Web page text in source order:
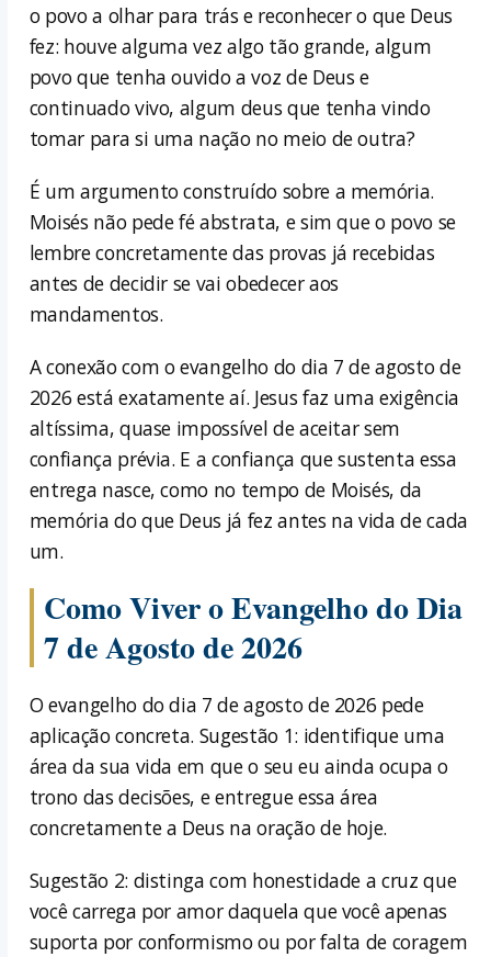
o povo a olhar para trás e reconhecer o que Deus
fez: houve alguma vez algo tão grande, algum
povo que tenha ouvido a voz de Deus e
continuado vivo, algum deus que tenha vindo
tomar para si uma nação no meio de outra?
É um argumento construído sobre a memória.
Moisés não pede fé abstrata, e sim que o povo se
lembre concretamente das provas já recebidas
antes de decidir se vai obedecer aos
mandamentos.
A conexão com o evangelho do dia 7 de agosto de
2026 está exatamente aí. Jesus faz uma exigência
altíssima, quase impossível de aceitar sem
confiança prévia. E a confiança que sustenta essa
entrega nasce, como no tempo de Moisés, da
memória do que Deus já fez antes na vida de cada
um.
Como Viver o Evangelho do Dia
7 de Agosto de 2026
O evangelho do dia 7 de agosto de 2026 pede
aplicação concreta. Sugestão 1: identifique uma
área da sua vida em que o seu eu ainda ocupa o
trono das decisões, e entregue essa área
concretamente a Deus na oração de hoje.
Sugestão 2: distinga com honestidade a cruz que
você carrega por amor daquela que você apenas
suporta por conformismo ou por falta de coragem